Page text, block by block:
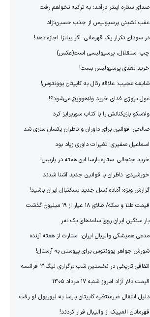
صدای ستاره اینتر درآمد: به ترکیه نخواهم رفت
عقب نشینی پرسپولیس از جذب حسین‌نژاد
در سودای تکرار یک قهرمانی: اگر پیاتزا اجازه دهد!
چپ استقلال، پرسپولیسی است(عکس)
خرید بعدی پرسپولیس بست!
شایعه عجیب: علاقه رئال به کاپیتان یوونتوس!
غول نروژی فدای خرید ولاهوویچ می‌شود؟!
ولاسکو بازیکنانش را با کتاب سورپرایز کرد
صالحی: قوانین برای داوران و ناظران یکسان سازی شد
اسماعیل صفیری: تغیرات داوری زیاد بود
خرید جنجالی: ستاره بارسا این هفته در پاریس!
خورشیدی: ناظران با قوانین جدید آشنا شدند
گزارش ویژه‌: آماده نسل جدید بسکتبال ایران باشید!
قیمت طلا و سکه/ طلای ۱۸ عیار از ۱۹ میلیون گذشت
بار سنگین ایران روی ساعدهای یک نفر
مدعی همیشگی والیبال ایران: استارت از هفته آینده
شورش جواهر یوونتوس برای پیوستن به آرسنال!
اتفاقی تاریخی در نخستین شب برگزاری لیگ ۳ فرانسه
قیمت دلار آزاد امروز شنبه ۱۷ مرداد ۱۴۰۵
دلیل انتقال غیرمنتظره کاپیتان بارسا به لیورپول لو رفت
قهرمانان المپیک از والیبال فرار کردند!